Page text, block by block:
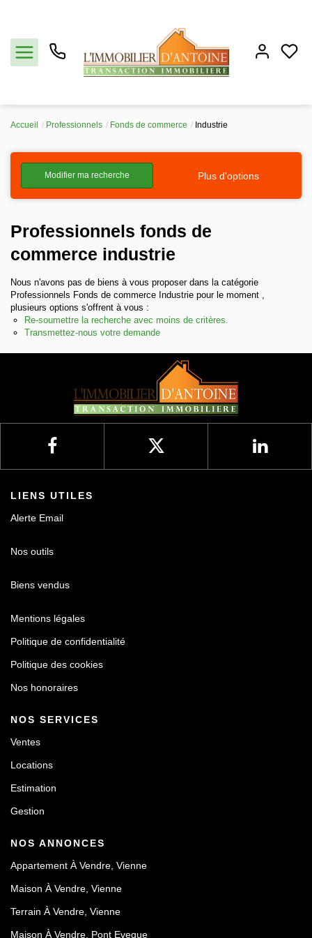
Vendre
Estimation
Notre agence
Partenaires
Accueil Professionnels Fonds de commerce Industrie
Modifier ma recherche Plus d'options
Professionnels fonds de
commerce industrie
Nous n'avons pas de biens à vous proposer dans la catégorie
Professionnels Fonds de commerce Industrie pour le moment ,
plusieurs options s'offrent à vous :
Re-soumettre la recherche avec moins de critères.
Transmettez-nous votre demande
LIENS UTILES
Alerte Email
Nos outils
Biens vendus
Mentions légales
Politique de confidentialité
Politique des cookies
Nos honoraires
NOS SERVICES
Ventes
Locations
Estimation
Gestion
NOS ANNONCES
Appartement À Vendre, Vienne
Maison À Vendre, Vienne
Terrain À Vendre, Vienne
Maison À Vendre, Pont Eveque